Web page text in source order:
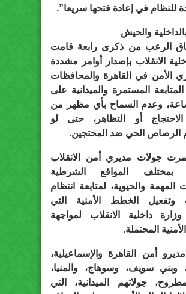
للنظام في إعادة فتحها سريعا”.
والحيش
الرعب من ذكرى رابعة قامت
الانقلاب بإصدار أوامر مشددة
الأمن في القاهرة والمحافظات
المستمرة والميدانية على
وعدم السماح بأي مظهر من
أو التظاهر، حتى لو
الرصاص الحي ضد المحتجين.
جولات مديري أمن الانقلاب
بمختلف المواقع الشرطية
المهمة والحيوية، لمتابعة انتظام
وتفعيل الخطط الأمنية التي
داخلية الانقلاب لمواجهة
المحتملة.
أمن القاهرة والإسماعيلية،
وبني سويف، وسوهاج، والمنيا،
جولاتهم الميدانية، التي